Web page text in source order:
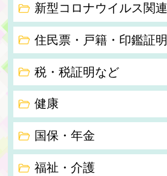
新型コロナウイルス関
住民票・戸籍・印鑑証
税・税証明など
健康
国保・年金
福祉・介護